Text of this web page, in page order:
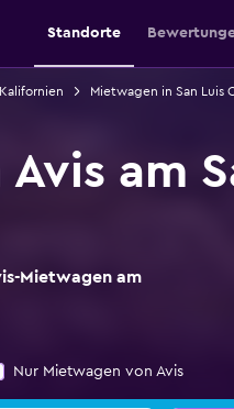
Standorte
Mietwagen in San Luis
am
Mietwagen am
Nur Mietwagen von Avis